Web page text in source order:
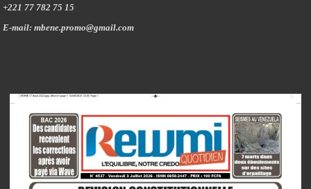
+221 77 782 75 15
E-mail: mbene.promo@gmail.com